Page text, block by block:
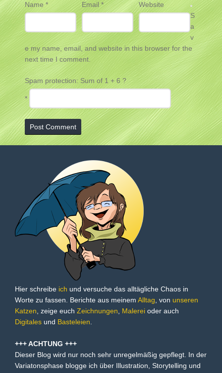
Name* Email*
Website
S
a
v
e my name, email, and website in this browser for the
next time I comment.
Spam protection: Sum of 1 + 6 ?
*
Hier schreibe ich und versuche das alltägliche Chaos in
Worte zu fassen. Berichte aus meinem Alltag, von unseren
Katzen, zeige euch Zeichnungen, Malerei oder auch
Digitales und Basteleien.
+++ ACHTUNG +++
Dieser Blog wird nur noch sehr unregelmäßig gepflegt. In der
Variatonsphase blogge ich über Illustration, Storytelling und